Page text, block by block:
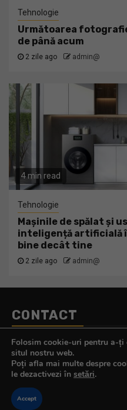
Tehnologie
Următoarea
de până acum
2 zile ago admin@
4 min read
Tehnologie
Mașinile de spălat și
inteligență artificială
bine decât tine
2 zile ago admin@
CONTACT
Telefon:
0770.290.165
E-mail:contact@tehnologistul.ro
Folosim cookie-uri pentru a-ți
situl nostru web.
Poți afla mai multe despre
le dezactivezi în setări.
Accept